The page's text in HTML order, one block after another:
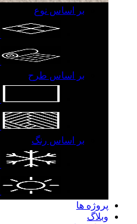
بر اساس نوع
بر اساس طرح
بر اساس رنگ
پروژه ها
وبلاگ